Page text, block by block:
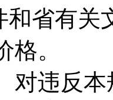
和省有
。
反本规